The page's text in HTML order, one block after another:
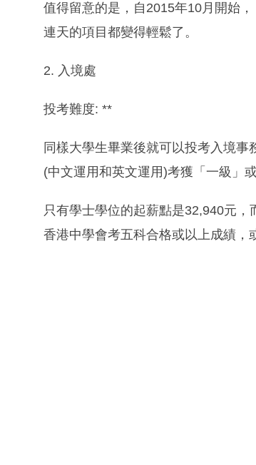
值得留意的是，自2015年10月開始
連天的項目都變得輕鬆了。
2. 入境處
投考難度: **
同樣大學生畢業後就可以投考入境
(中文運用和英文運用)考獲「一級」
只有學士學位的起薪點是32,940元，
香港中學會考五科合格或以上成績，